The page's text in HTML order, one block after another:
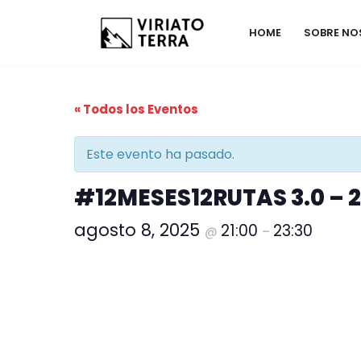
HOME SOBRE
« Todos los Eventos
Este evento ha pasado.
#12MESES12RUTAS 3.0
agosto 8, 2025 @ 21:00 – 23:30